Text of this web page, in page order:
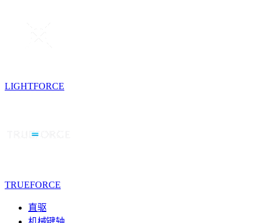
LIGHTFORCE
TRUEFORCE
直驱